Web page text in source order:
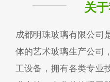
关
成都明珠玻璃有限公司
体的艺术玻璃生产公司
工设备，拥有各类专业